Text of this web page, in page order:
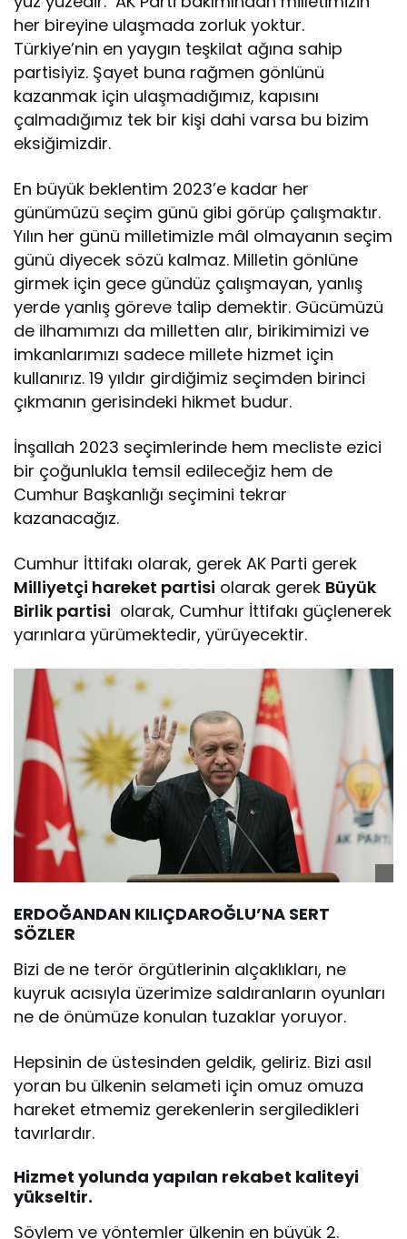
her bireyine ulaşmada zorluk yoktur.
Türkiye’nin en yaygın teşkilat ağına sahip
partisiyiz. Şayet buna rağmen gönlünü
kazanmak için ulaşmadığımız, kapısını
çalmadığımız tek bir kişi dahi varsa bu bizim
eksiğimizdir.
En büyük beklentim 2023’e kadar her
günümüzü seçim günü gibi görüp çalışmaktır.
Yılın her günü milletimizle mâl olmayanın seçim
günü diyecek sözü kalmaz. Milletin gönlüne
girmek için gece gündüz çalışmayan, yanlış
yerde yanlış göreve talip demektir. Gücümüzü
de ilhamımızı da milletten alır, birikimimizi ve
imkanlarımızı sadece millete hizmet için
kullanırız. 19 yıldır girdiğimiz seçimden birinci
çıkmanın gerisindeki hikmet budur.
İnşallah 2023 seçimlerinde hem mecliste ezici
bir çoğunlukla temsil edileceğiz hem de
Cumhur Başkanlığı seçimini tekrar
kazanacağız.
Cumhur İttifakı olarak, gerek AK Parti gerek
Milliyetçi hareket partisi olarak gerek Büyük
Birlik partisi olarak, Cumhur İttifakı güçlenerek
yarınlara yürümektedir, yürüyecektir.
ERDOĞANDAN KILIÇDAROĞLU’NA SERT
SÖZLER
Bizi de ne terör örgütlerinin alçaklıkları, ne
kuyruk acısıyla üzerimize saldıranların oyunları
ne de önümüze konulan tuzaklar yoruyor.
Hepsinin de üstesinden geldik, geliriz. Bizi asıl
yoran bu ülkenin selameti için omuz omuza
hareket etmemiz gerekenlerin sergiledikleri
tavırlardır.
Hizmet yolunda yapılan rekabet kaliteyi
yükseltir.
Söylem ve yöntemler ülkenin en büyük 2.